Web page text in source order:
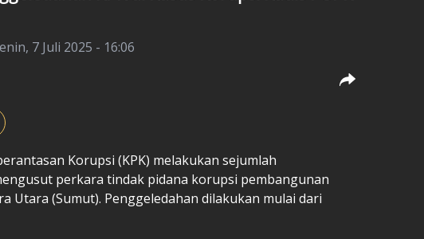
7 Juli 2025 - 16:06
Korupsi (KPK) melakukan sejumlah
perkara tindak pidana korupsi pembangunan
Utara (Sumut). Penggeledahan dilakukan mulai dari